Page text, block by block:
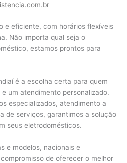
e eficiente, com horários flexíveis
Não importa qual seja o
estamos prontos para
é a escolha certa para quem
um atendimento personalizado.
especializados, atendimento a
de serviços, garantimos a solução
seus eletrodomésticos.
e modelos, nacionais e
de oferecer o melhor